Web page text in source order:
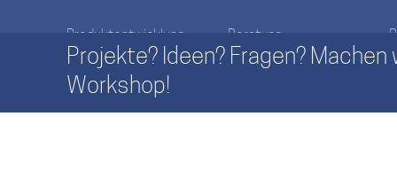
Projekte? Ideen? Fragen?
Workshop!
Produktentwicklung
Spezifikation & Planung
Implementation
Lebenszyklus-Aktivitäten
Beratung
Innovation
Prozessentwicklung